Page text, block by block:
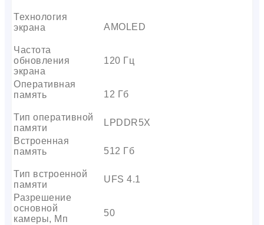
Технология
экрана
AMOLED
Частота
обновления
экрана
120 Гц
Оперативная
память
12 Гб
Тип оперативной
памяти
LPDDR5X
Встроенная
память
512 Гб
Тип встроенной
памяти
UFS 4.1
Разрешение
основной
камеры, Мп
50